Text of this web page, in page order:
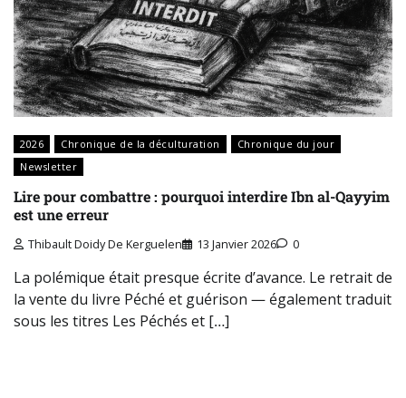
2026 Chronique de la déculturation
Chronique du jour
Newsletter
Lire pour combattre : pourquoi interdire Ibn al-Qayyim
est une erreur
Thibault Doidy De Kerguelen 13 Janvier 2026 0
La polémique était presque écrite d’avance. Le retrait de
la vente du livre Péché et guérison — également traduit
sous les titres Les Péchés et […]